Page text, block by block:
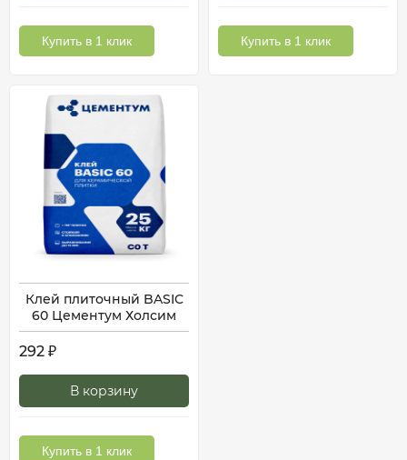
Купить в 1 клик Купить в 1 клик
Клей плиточный BASIC
60 Цементум Холсим
292 ₽
В корзину
Купить в 1 клик